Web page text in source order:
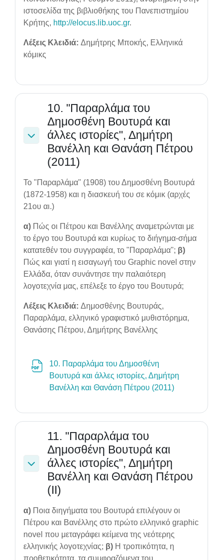
ιστοσελίδα της βιβλιοθήκης του Πανεπιστημίου
Κρήτης, http://elocus.lib.uoc.gr.
Λέξεις Κλειδιά: Δημήτρης Μποκής, Ελληνικά
κόμικς
Collapse
10. "Παραρλάμα του
Δημοσθένη Βουτυρά και
άλλες ιστορίες", Δημήτρη
Βανέλλη και Θανάση Πέτρου
(2011)
Το "Παραρλάμα" (1908) του Δημοσθένη Βουτυρά
(1872-1958) και η διασκευή του σε κόμικ (αρχές
21ου αι.)
α) Πώς οι Πέτρου και Βανέλλης αναμετρώνται με
το έργο του Βουτυρά και κυρίως το διήγημα-σήμα
κατατεθέν του συγγραφέα, το "Παραρλάμα"; β)
Πώς και γιατί η εισαγωγή του Graphic novel στην
Ελλάδα, όταν συνάντησε την παλαιότερη
λογοτεχνία μας, επέλεξε το έργο του Βουτυρά;
Λέξεις Κλειδιά: Δημοσθένης Βουτυράς,
Παραρλάμα, ελληνικό γραφιστικό μυθιστόρημα,
Θανάσης Πέτρου, Δημήτρης Βανέλλης
10. Παραρλάμα του Δημοσθένη
Βουτυρά και άλλες ιστορίες, Δημήτρη
Βανέλλη και Θανάση Πέτρου (2011)
Collapse
11. "Παραρλάμα του
Δημοσθένη Βουτυρά και
άλλες ιστορίες", Δημήτρη
Βανέλλη και Θανάση Πέτρου
(ΙΙ)
α) Ποια διηγήματα του Βουτυρά επιλέγουν οι
Πέτρου και Βανέλλης στο πρώτο ελληνικό graphic
novel που μεταγράφει κείμενα της νεότερης
ελληνικής λογοτεχνίας; β) Η τροπικότητα, η
προθετικότητα, τα συμφραζόμενα του